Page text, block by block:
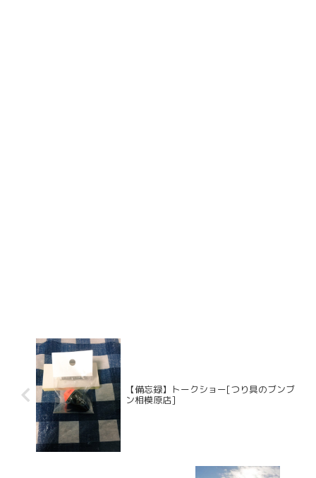
【備忘録】トークショー[つり具のブンブ
ン相模原店]